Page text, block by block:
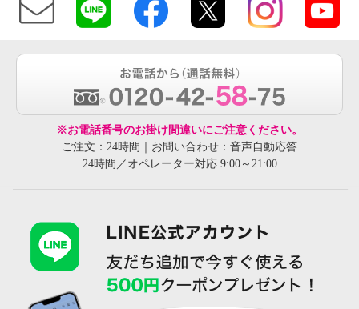
※お電話番号のお掛け間違いにご注意ください。
ご注文：24時間｜お問い合わせ：音声自動応答
24時間／オペレーター対応 9:00～21:00